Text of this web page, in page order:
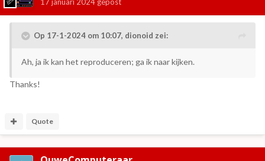
17 januari 2024 gepost
Op 17-1-2024 om 10:07, dionoid zei:
Ah, ja ik kan het reproduceren; ga ik naar kijken.
Thanks!
Quote